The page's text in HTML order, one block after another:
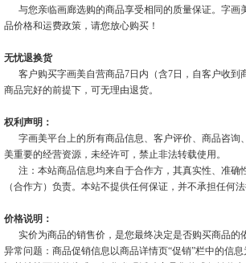
与您亲临画廊选购的商品享受相同的质量保证。字画
品价格和运费政策，请您放心购买！
无忧退换货
客户购买字画美自营商品7日内（含7日，自客户收到
商品完好的前提下，可无理由退货。
权利声明：
字画美平台上的所有商品信息、客户评价、商品咨询
美重要的经营资源，未经许可，禁止非法转载使用。
注：本站商品信息均来自于合作方，其真实性、准确
（合作方）负责。本站不提供任何保证，并不承担任何法
价格说明：
实价为商品的销售价，是您最终决定是否购买商品的
异常问题：商品促销信息以商品详情页“促销”栏中的信